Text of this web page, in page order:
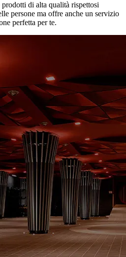
di alta qualità rispettosi
persone ma offre anche un servizio
perfetta per te.